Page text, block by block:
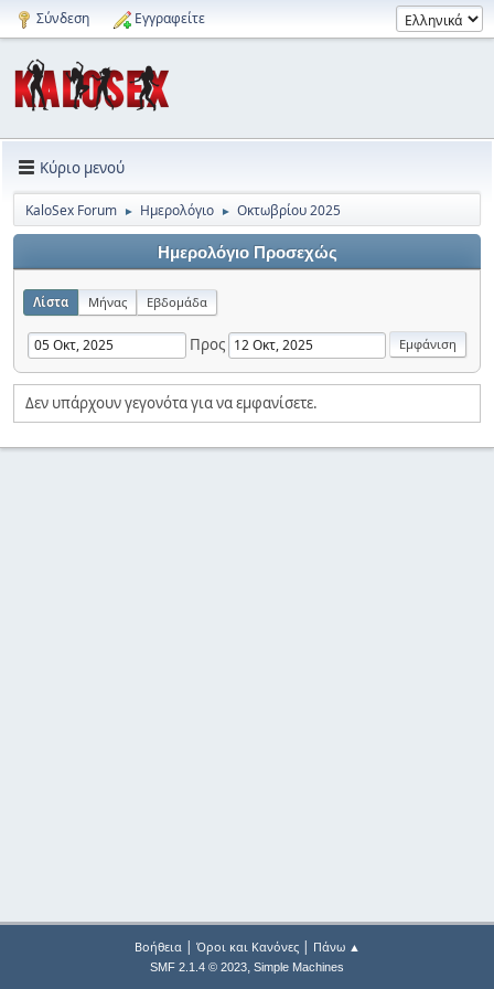
Σύνδεση Εγγραφείτε
Κύριο μενού
KaloSex Forum ► Ημερολόγιο ► Οκτωβρίου 2025
Ημερολόγιο Προσεχώς
Λίστα Μήνας Εβδομάδα
Προς
Δεν υπάρχουν γεγονότα για να εμφανίσετε.
Βοήθεια| Όροι και Κανόνες| Πάνω ▲
SMF 2.1.4 © 2023, Simple Machines